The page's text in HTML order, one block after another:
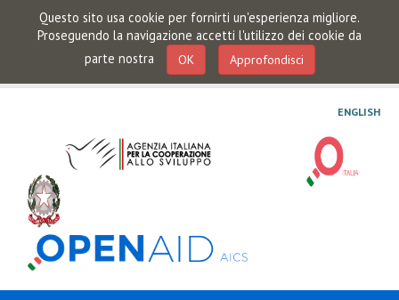
Questo sito usa cookie per fornirti un'esperienza migliore.
Proseguendo la navigazione accetti l'utilizzo dei cookie da
parte nostra
OK Approfondisci
ENGLISH